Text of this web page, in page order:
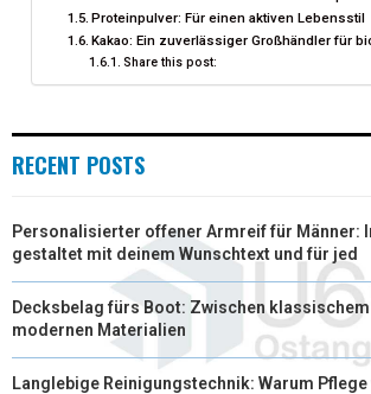
R
)
T
Proteinpulver: Für einen aktiven Lebensstil
Kakao: Ein zuverlässiger Großhändler für
Share this post:
RECENT POSTS
Personalisierter offener Armreif für Männer:
gestaltet mit deinem Wunschtext und für jed
Decksbelag fürs Boot: Zwischen klassischem
modernen Materialien
Langlebige Reinigungstechnik: Warum